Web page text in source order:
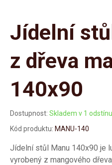
Jídelní
z dřeva
140x90
Dostupnost: Skladem v 1 odstínu
Kód produktu: MANU-140
Jídelní stůl Manu 140x90 je
vyrobený z mangového